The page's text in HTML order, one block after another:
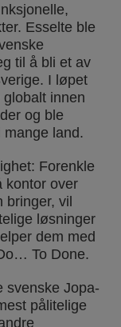
Esselte ble
til å bli et av
I løpet
innen
og ble
land.
Forenkle
kontor over
bringer, vil
løsninger
dem med
To Done.
svenske Jopa-
pålitelige